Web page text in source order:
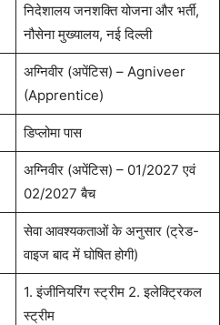
निदेशालय जनशक्ति योजना और भर्ती,
नौसेना मुख्यालय, नई दिल्ली
अग्निवीर (अपेंटिस) – Agniveer
(Apprentice)
डिप्लोमा पास
अग्निवीर (अपेंटिस) – 01/2027 एवं
02/2027 बैच
सेवा आवश्यकताओं के अनुसार (ट्रेड-
वाइज बाद में घोषित होगी)
1. इंजीनियरिंग स्ट्रीम 2. इलेक्ट्रिकल
स्ट्रीम